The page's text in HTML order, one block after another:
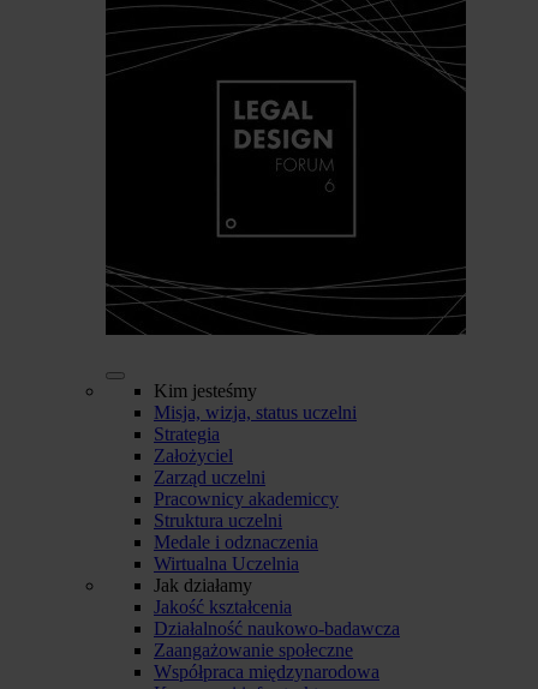
Kim jesteśmy
Misja, wizja, status uczelni
Strategia
Założyciel
Zarząd uczelni
Pracownicy akademiccy
Struktura uczelni
Medale i odznaczenia
Wirtualna Uczelnia
Jak działamy
Jakość kształcenia
Działalność naukowo-badawcza
Zaangażowanie społeczne
Współpraca międzynarodowa